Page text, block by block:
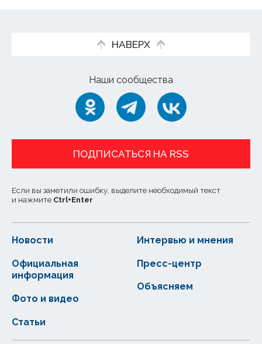
НАВЕРХ
Наши сообщества
ПОДПИСАТЬСЯ НА RSS
Если вы заметили ошибку, выделите необходимый текст
и нажмите Ctrl+Enter
Новости
Статьи
Официальная
информация
Интервью и мнения
Фото и видео
Пресс-центр
Объясняем